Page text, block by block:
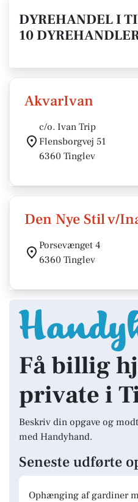
DYREHANDEL I
10
AkvarIvan
c/o. Ivan Trip
Flensborgvej 51
6360 Tinglev
Den Nye Stil v/
Porsevænget 4
6360 Tinglev
Få billig
private i
Beskriv din opgave og
med Handyhand.
Seneste udførte
Ophænging af gardiner